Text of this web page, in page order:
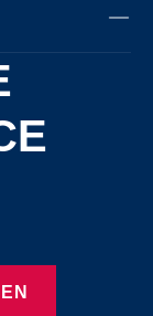
Seite
Twitter Seite
Proenen LinkedIn
Proenen